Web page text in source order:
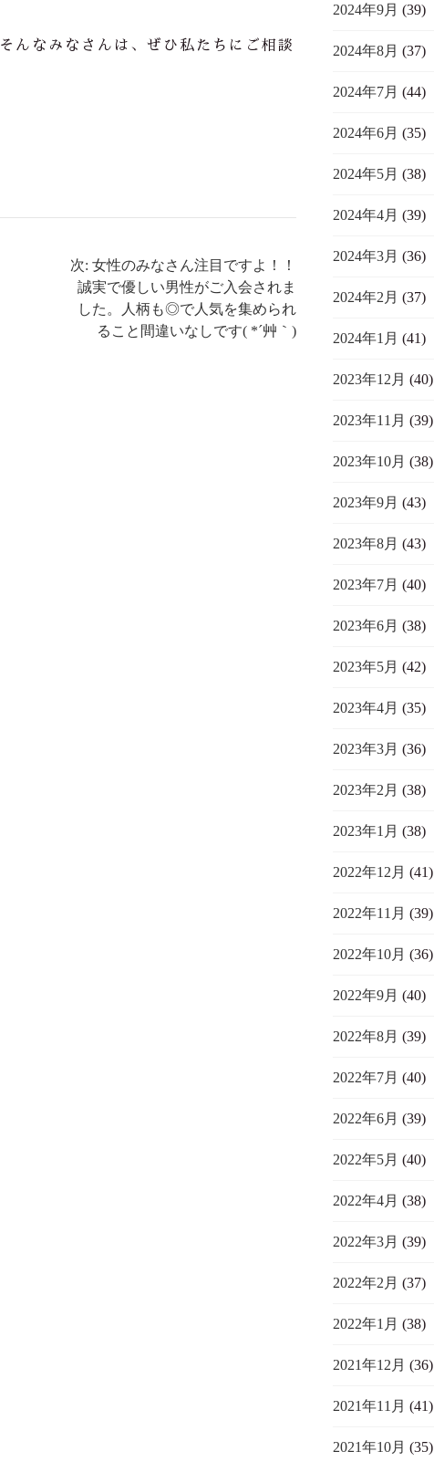
そんなみなさんは、ぜひ私たちにご相談
次: 女性のみなさん注目ですよ！！
誠実で優しい男性がご入会されま
した。人柄も◎で人気を集められ
ること間違いなしです( *´艸｀)
2024年9月 (39)
2024年8月 (37)
2024年7月 (44)
2024年6月 (35)
2024年5月 (38)
2024年4月 (39)
2024年3月 (36)
2024年2月 (37)
2024年1月 (41)
2023年12月 (40)
2023年11月 (39)
2023年10月 (38)
2023年9月 (43)
2023年8月 (43)
2023年7月 (40)
2023年6月 (38)
2023年5月 (42)
2023年4月 (35)
2023年3月 (36)
2023年2月 (38)
2023年1月 (38)
2022年12月 (41)
2022年11月 (39)
2022年10月 (36)
2022年9月 (40)
2022年8月 (39)
2022年7月 (40)
2022年6月 (39)
2022年5月 (40)
2022年4月 (38)
2022年3月 (39)
2022年2月 (37)
2022年1月 (38)
2021年12月 (36)
2021年11月 (41)
2021年10月 (35)